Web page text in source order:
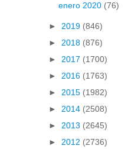
enero 2020 (76)
► 2019 (846)
► 2018 (876)
► 2017 (1700)
► 2016 (1763)
► 2015 (1982)
► 2014 (2508)
► 2013 (2645)
► 2012 (2736)